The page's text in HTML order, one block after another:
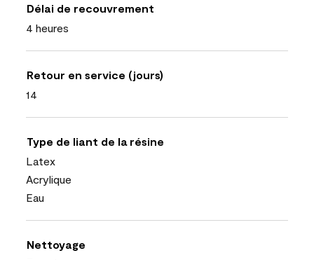
Délai de recouvrement
4 heures
Retour en service (jours)
14
Type de liant de la résine
Latex
Acrylique
Eau
Nettoyage